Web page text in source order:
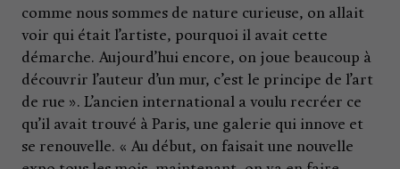
comme nous sommes de nature curieuse, on allait
voir qui était l’artiste, pourquoi il avait cette
démarche. Aujourd’hui encore, on joue beaucoup à
découvrir l’auteur d’un mur, c’est le principe de l’art
de rue ». L’ancien international a voulu recréer ce
qu’il avait trouvé à Paris, une galerie qui innove et
se renouvelle. « Au début, on faisait une nouvelle